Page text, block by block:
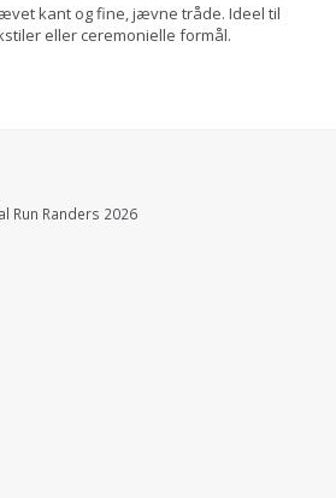
kant og fine, jævne tråde. Ideel til
eller ceremonielle formål.
Run Randers 2026